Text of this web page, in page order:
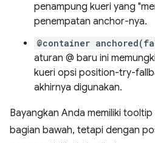
penampung kueri yang
penempatan anchor-nya.
@container
aturan @ baru ini
kueri opsi position-try-
akhirnya digunakan.
Bayangkan Anda memiliki
bagian bawah, tetapi dengan